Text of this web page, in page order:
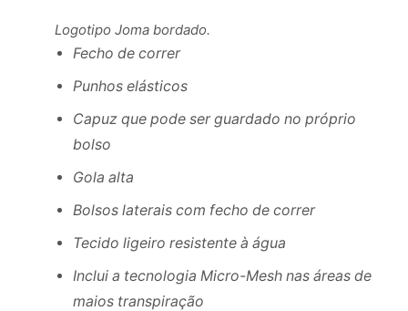
Logotipo Joma bordado.
Fecho de correr
Punhos elásticos
Capuz que pode ser guardado no próprio
bolso
Gola alta
Bolsos laterais com fecho de correr
Tecido ligeiro resistente à água
Inclui a tecnologia Micro-Mesh nas áreas de
maios transpiração